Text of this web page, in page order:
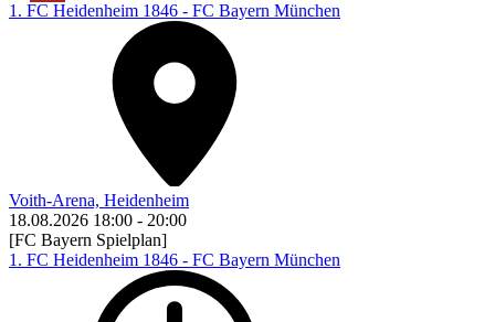
1. FC Heidenheim 1846 - FC Bayern München
Voith-Arena, Heidenheim
18.08.2026 18:00 - 20:00
[FC Bayern Spielplan]
1. FC Heidenheim 1846 - FC Bayern München